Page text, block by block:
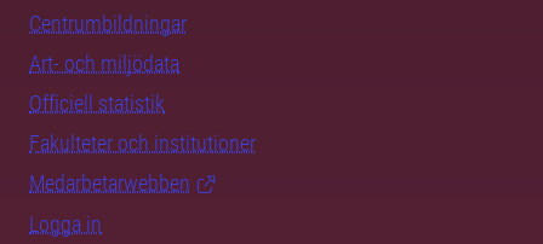
Centrumbildningar
Art- och miljödata
Officiell statistik
Fakulteter och institutioner
Medarbetarwebben
Logga in